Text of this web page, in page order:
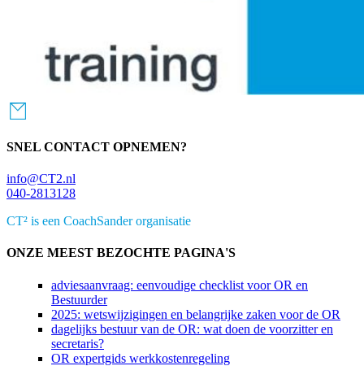
SNEL CONTACT OPNEMEN?
info@CT2.nl
040-2813128
CT² is een CoachSander organisatie
ONZE MEEST BEZOCHTE PAGINA'S
adviesaanvraag: eenvoudige checklist voor OR en
Bestuurder
2025: wetswijzigingen en belangrijke zaken voor de OR
dagelijks bestuur van de OR: wat doen de voorzitter en
secretaris?
OR expertgids werkkostenregeling